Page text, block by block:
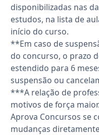
disponibilizadas nas
estudos, na lista de
início do curso.
**Em caso de
do concurso, o prazo
estendido para 6
suspensão ou
***A relação de
motivos de força
Aprova Concursos se
mudanças